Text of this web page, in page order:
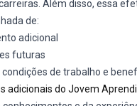
Além disso, essa
de:
adicional
futuras
condições de trabalho e
adicionais do Jovem